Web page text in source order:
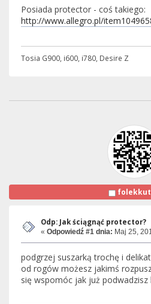
Posiada protector - coś takiego:
http://www.allegro.pl/
Tosia G900, i600, i780, Desire Z
Odp: Jak ściągnąć protector?
« Odpowiedź #1 dnia: Maj 25,
podgrzej suszarką trochę i
od rogów możesz jakimś
się wspomóc jak już